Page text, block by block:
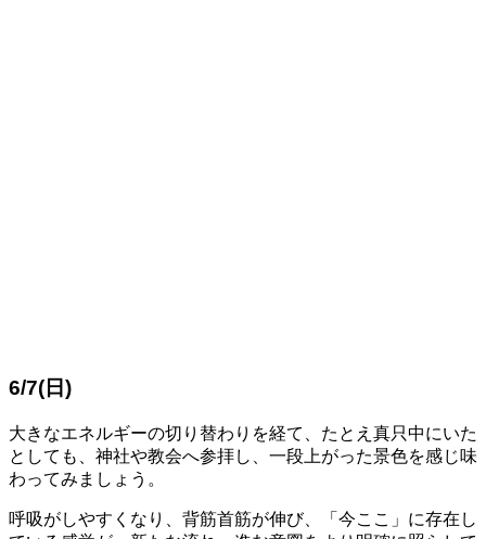
6/7(日)
大きなエネルギーの切り替わりを経て、たとえ真只中にいた
としても、神社や教会へ参拝し、一段上がった景色を感じ味
わってみましょう。
呼吸がしやすくなり、背筋首筋が伸び、「今ここ」に存在し